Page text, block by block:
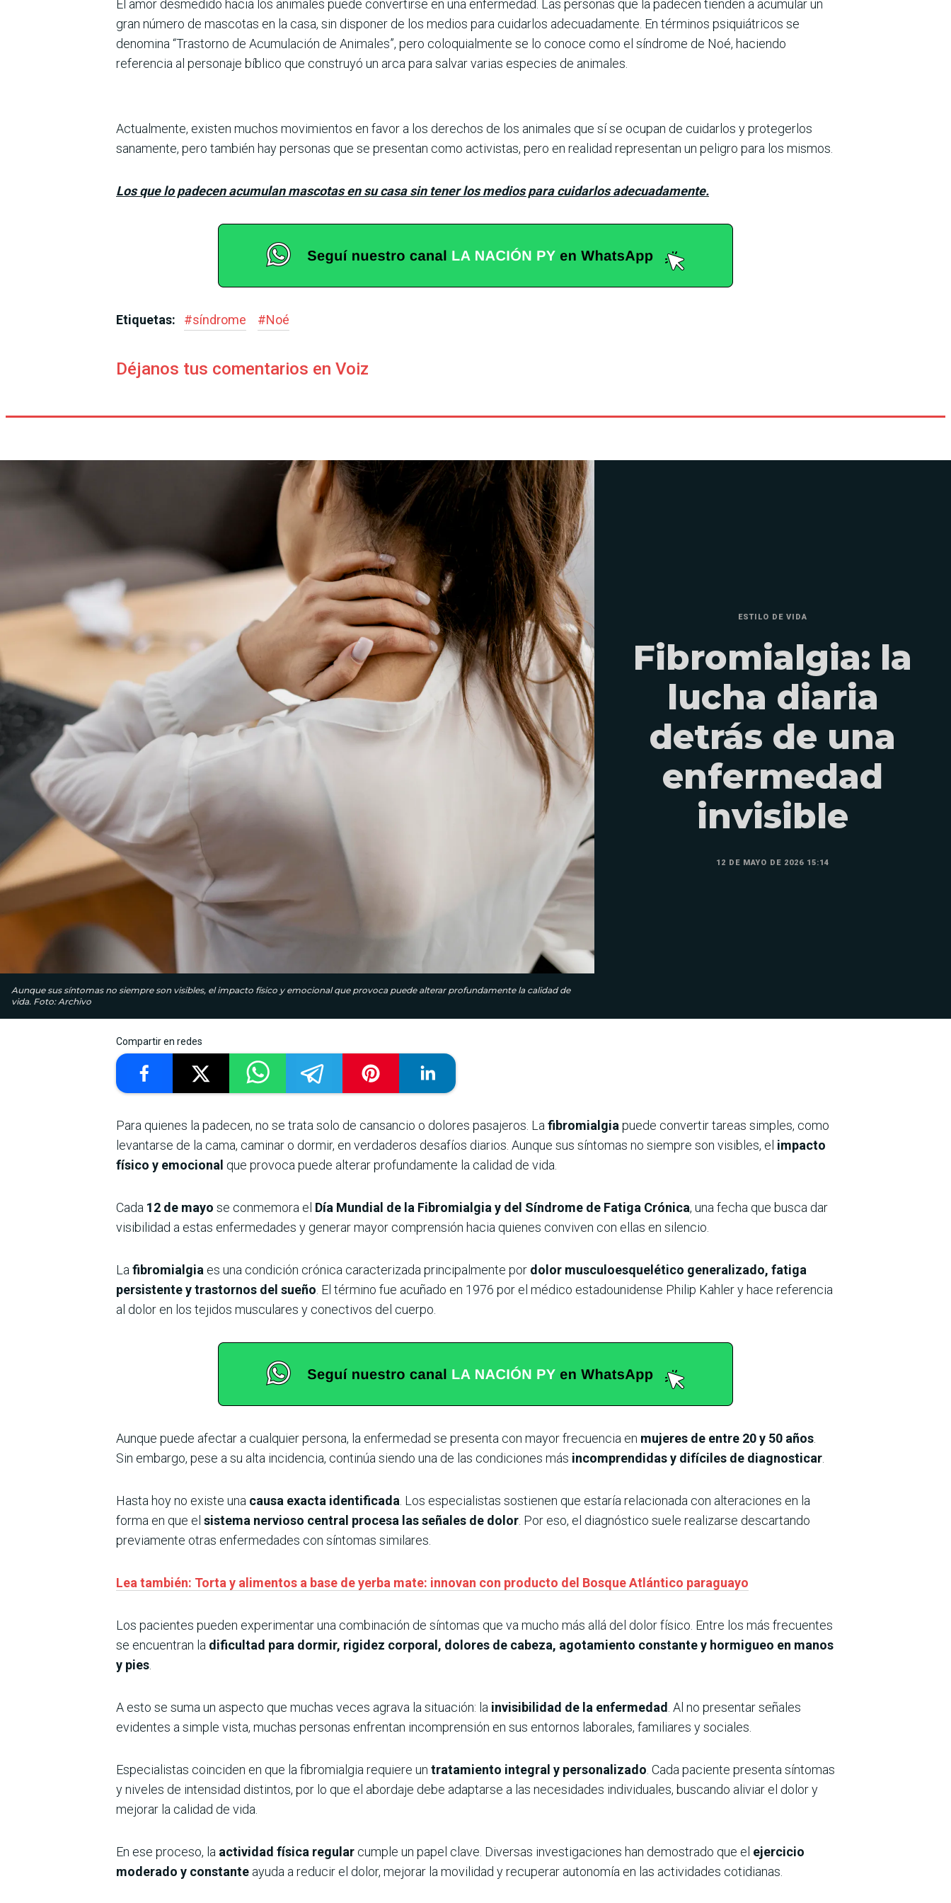
El amor desmedido hacia los animales puede convertirse en una enfermedad. Las personas que la padecen tienden a acu­mular un
gran número de mas­cotas en la casa, sin disponer de los medios para cuidarlos ade­cuadamente. En términos psi­quiátricos se
denomina “Tras­torno de Acumulación de Animales”, pero colo­quialmente se lo conoce como el síndrome de Noé, haciendo
referencia al personaje bíblico que construyó un arca para salvar varias especies de animales.
Actualmente, existen muchos movimientos en favor a los derechos de los animales que sí se ocupan de cuidarlos y protegerlos
sana­mente, pero tam­bién hay personas que se presen­tan como acti­vistas, pero en realidad repre­sentan un peli­gro para los mismos.
Los que lo padecen acumulan mascotas en su casa sin tener los medios para cuidarlos adecuadamente.
Etiquetas: #síndrome #Noé
Déjanos tus comentarios en Voiz
Aunque sus síntomas no siempre son visibles, el impacto físico y emocional que provoca puede alterar profundamente la calidad de
vida. Foto: Archivo
ESTILO DE VIDA
Fibromialgia: la
lucha diaria
detrás de una
enfermedad
invisible
12 DE MAYO DE 2026 15:14
Compartir en redes
Para quienes la padecen, no se trata solo de cansancio o dolores pasajeros. Lafibromialgiapuede convertir tareas simples, como
levantarse de la cama, caminar o dormir, en verdaderos desafíos diarios. Aunque sus síntomas no siempre son visibles, el impacto
físico y emocional que provoca puede alterar profundamente la calidad de vida.
Cada 12 de mayo se conmemora el Día Mundial de la Fibromialgia y del Síndrome de Fatiga Crónica, una fecha que busca dar
visibilidad a estas enfermedades y generar mayor comprensión hacia quienes conviven con ellas en silencio.
Lafibromialgia es una condición crónica caracterizada principalmente por dolor musculoesquelético generalizado, fatiga
persistente y trastornos del sueño. El término fue acuñado en 1976 por el médico estadounidense Philip Kahler y hace referencia
al dolor en los tejidos musculares y conectivos del cuerpo.
Aunque puede afectar a cualquier persona, la enfermedad se presenta con mayor frecuencia en mujeres de entre 20 y 50 años.
Sin embargo, pese a su alta incidencia, continúa siendo una de las condiciones más incomprendidas y difíciles de diagnosticar.
Hasta hoy no existe una causa exacta identificada. Los especialistas sostienen que estaría relacionada con alteraciones en la
forma en que el sistema nervioso central procesa las señales de dolor. Por eso, el diagnóstico suele realizarse descartando
previamente otras enfermedades con síntomas similares.
Lea también: Torta y alimentos a base de yerba mate: innovan con producto del Bosque Atlántico paraguayo
Los pacientes pueden experimentar una combinación de síntomas que va mucho más allá del dolor físico. Entre los más frecuentes
se encuentran la dificultad para dormir, rigidez corporal, dolores de cabeza, agotamiento constante y hormigueo en manos
y pies.
A esto se suma un aspecto que muchas veces agrava la situación: la invisibilidad de la enfermedad. Al no presentar señales
evidentes a simple vista, muchas personas enfrentan incomprensión en sus entornos laborales, familiares y sociales.
Especialistas coinciden en que la fibromialgia requiere un tratamiento integral y personalizado. Cada paciente presenta síntomas
y niveles de intensidad distintos, por lo que el abordaje debe adaptarse a las necesidades individuales, buscando aliviar el dolor y
mejorar la calidad de vida.
En ese proceso, la actividad física regular cumple un papel clave. Diversas investigaciones han demostrado que el ejercicio
moderado y constante ayuda a reducir el dolor, mejorar la movilidad y recuperar autonomía en las actividades cotidianas.